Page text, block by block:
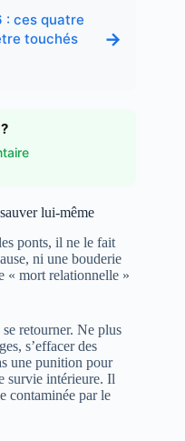
: ces quatre
touchés
→
lui-même
ponts, il ne le fait
ni une bouderie
« mort relationnelle »
retourner. Ne plus
s’effacer des
une punition pour
survie intérieure. Il
contaminée par le